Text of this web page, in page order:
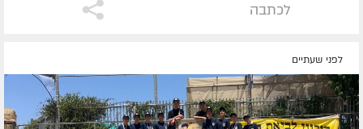
לכתבה
לפני שעתיים